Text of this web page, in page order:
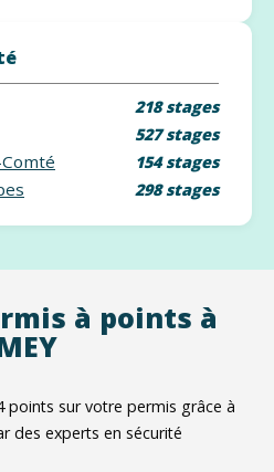
218 stages
527 stages
154 stages
298 stages
à points à
points sur votre permis grâce à
des experts en sécurité